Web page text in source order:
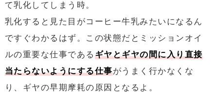
て乳化してしまう時。
乳化すると見た目がコーヒー牛乳みたいになるん
ですぐわかるはず。この状態だとミッションオイ
ルの重要な仕事である ギヤとギヤの間に入り直接
当たらないようにする仕事がうまく行かなくな
り、ギヤの早期摩耗の原因となるよ。